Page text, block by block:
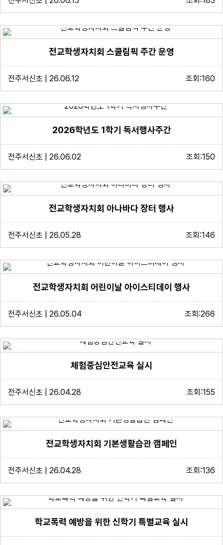
전교학생자치회 스쿨림픽 주간 운영
전주서신초 | 26.06.12 조회:160
2026학년도 1학기 독서행사주간
전주서신초 | 26.06.02 조회:150
전교학생자치회 아나바다 장터 행사
전주서신초 | 26.05.28 조회:146
전교학생자치회 어린이날 아이스티데이 행사
전주서신초 | 26.05.04 조회:266
체험중심안전교육 실시
전주서신초 | 26.04.28 조회:155
전교학생자치회 기본생활습관 캠페인
전주서신초 | 26.04.28 조회:136
학교폭력 예방을 위한 신학기 특별교육 실시